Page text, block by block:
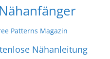
Patterns Magazin
Nähanleitung